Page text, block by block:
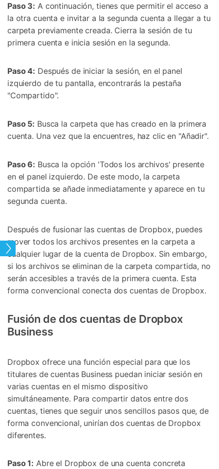
Paso 3: A continuación, tienes que permitir el acceso a
la otra cuenta e invitar a la segunda cuenta a llegar a tu
carpeta previamente creada. Cierra la sesión de tu
primera cuenta e inicia sesión en la segunda.
Paso 4: Después de iniciar la sesión, en el panel
izquierdo de tu pantalla, encontrarás la pestaña
"Compartido".
Paso 5: Busca la carpeta que has creado en la primera
cuenta. Una vez que la encuentres, haz clic en "Añadir".
Paso 6: Busca la opción 'Todos los archivos' presente
en el panel izquierdo. De este modo, la carpeta
compartida se añade inmediatamente y aparece en tu
segunda cuenta.
Después de fusionar las cuentas de Dropbox, puedes
mover todos los archivos presentes en la carpeta a
cualquier lugar de la cuenta de Dropbox. Sin embargo,
si los archivos se eliminan de la carpeta compartida, no
serán accesibles a través de la primera cuenta. Esta
forma convencional conecta dos cuentas de Dropbox.
Fusión de dos cuentas de Dropbox
Business
Dropbox ofrece una función especial para que los
titulares de cuentas Business puedan iniciar sesión en
varias cuentas en el mismo dispositivo
simultáneamente. Para compartir datos entre dos
cuentas, tienes que seguir unos sencillos pasos que, de
forma convencional, unirían dos cuentas de Dropbox
diferentes.
Paso 1: Abre el Dropbox de una cuenta concreta